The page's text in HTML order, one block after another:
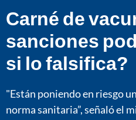
Carné de
sanciones
si lo falsifica?
"Están poniendo en riesgo
norma sanitaria”, señaló el